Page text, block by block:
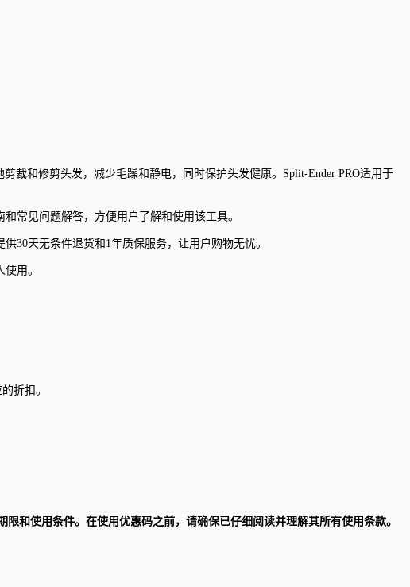
裁和修剪头发，减少毛躁和静电，同时保护头发健康。Split-Ender PRO适用于
常见问题解答，方便用户了解和使用该工具。
30天无条件退货和1年质保服务，让用户购物无忧。
用。
折扣。
和使用条件。在使用优惠码之前，请确保已仔细阅读并理解其所有使用条款。